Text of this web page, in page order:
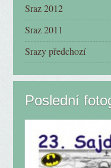
Sraz 2012
Sraz 2011
Srazy předchozí
Poslední